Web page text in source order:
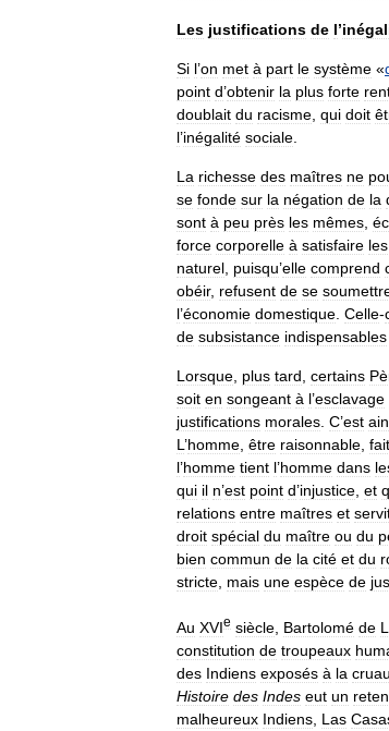
Les justifications de l’
Si l’on met à part le système «
point d’obtenir la plus forte
doublait du racisme qui doit
l’inégalité sociale
La richesse des maîtres ne
se fonde sur la négation de la
sont à peu près les mêmes
force corporelle à satisfaire les
naturel puisqu’elle comprend
obéir, refusent de se
l’économie domestique Celle-
de subsistance indispensables
Lorsque plus tard certains
soit en songeant à l’esclavage
justifications morales C’est
L ’homme être raisonnable fait
l’homme tient l’homme dans
qui il n’est point d’injustice et
relations entre maîtres et
droit spécial du maître ou du
bien commun de la cité et du
stricte mais une espèce de
Au XVIe siècle Bartolomé de
constitution de troupeaux
des Indiens exposés à la
Histoire des Indes eut un
malheureux Indiens Las